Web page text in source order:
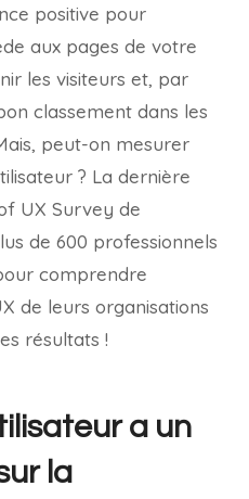
positive pour
aux pages de votre
les visiteurs et, par
classement dans les
peut-on mesurer
? La dernière
UX Survey de
de 600 professionnels
comprendre
de leurs organisations
résultats !
a un
la